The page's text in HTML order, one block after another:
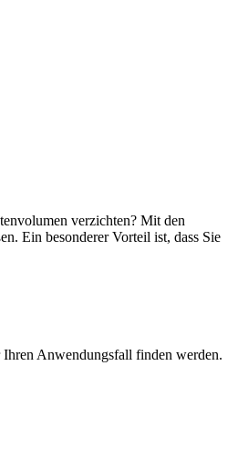
verzichten? Mit den
Ein besonderer Vorteil ist, dass Sie
Ihren Anwendungsfall finden werden.